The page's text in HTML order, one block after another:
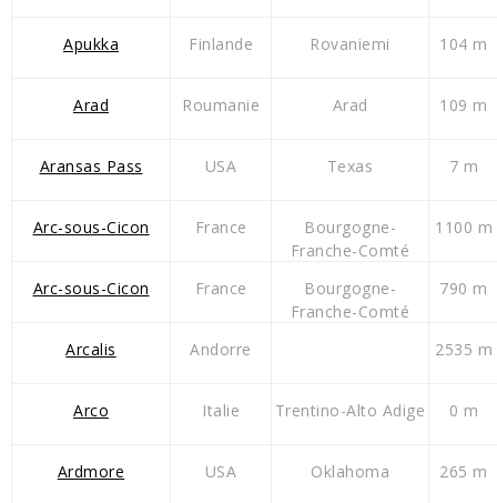
Apukka Finlande Rovaniemi 104 m
Arad Roumanie Arad 109 m
Aransas Pass USA Texas 7 m
Arc-sous-Cicon France
Bourgogne-
Franche-Comté
1100 m
Arc-sous-Cicon France
Bourgogne-
Franche-Comté
790 m
Arcalis Andorre 2535 m
Arco Italie Trentino-Alto Adige 0 m
Ardmore USA Oklahoma 265 m